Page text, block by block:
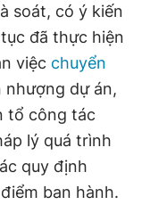
soát, có ý kiến
đã thực hiện
việc chuyển
nhượng dự án,
tổ công tác
lý quá trình
quy định
ban hành.